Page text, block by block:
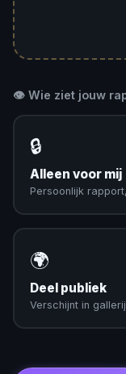
👁️ Wie ziet jouw
🔒
Alleen voor mij
Persoonlijk
🌍
Deel publiek
Verschijnt in